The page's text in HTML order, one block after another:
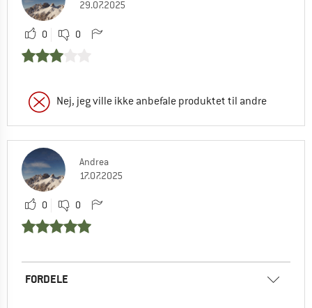
29.07.2025
0 0
Nej, jeg ville ikke anbefale produktet til andre
Andrea
17.07.2025
0 0
FORDELE